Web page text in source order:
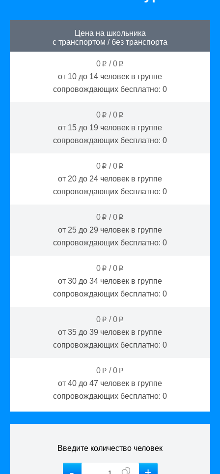
Цена на школьника
с транспортом / без транспорта
0 p /0 p
от 10 до 14 человек в группе
сопровождающих бесплатно: 0
0 p /0 p
от 15 до 19 человек в группе
сопровождающих бесплатно: 0
0 p /0 p
от 20 до 24 человек в группе
сопровождающих бесплатно: 0
0 p /0 p
от 25 до 29 человек в группе
сопровождающих бесплатно: 0
0 p /0 p
от 30 до 34 человек в группе
сопровождающих бесплатно: 0
0 p /0 p
от 35 до 39 человек в группе
сопровождающих бесплатно: 0
0 p /0 p
от 40 до 47 человек в группе
сопровождающих бесплатно: 0
Введите количество человек